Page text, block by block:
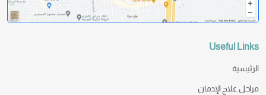
Useful Links
الرئيسية
مراحل علاج الإدمان